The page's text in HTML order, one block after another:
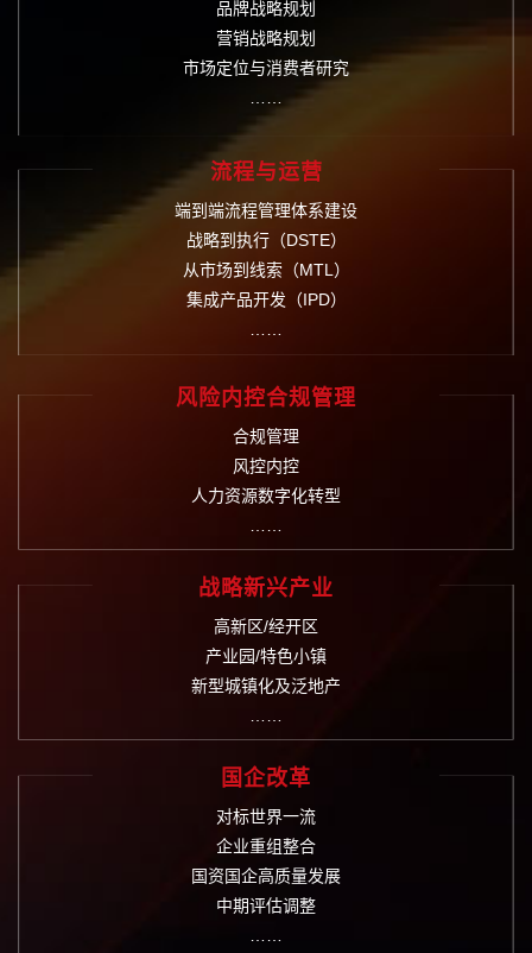
品牌战略规划
营销战略规划
市场定位与消费者研究
流程与运营
端到端流程管理体系建设
战略到执行（DSTE）
从市场到线索（MTL）
集成产品开发（IPD）
风险内控合规管理
合规管理
风控内控
人力资源数字化转型
战略新兴产业
高新区/经开区
产业园/特色小镇
新型城镇化及泛地产
国企改革
对标世界一流
企业重组整合
国资国企高质量发展
中期评估调整